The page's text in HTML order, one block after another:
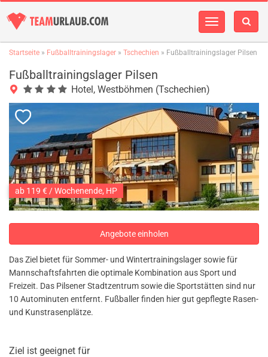
Navigation
Startseite » Fußballtrainingslager » Tschechien » Fußballtrainingslager Pilsen
Fußballtrainingslager Pilsen
Hotel, Westböhmen (Tschechien)
ab 119 € / Wochenende, HP
Angebote einholen
Das Ziel bietet für Sommer- und Wintertrainingslager sowie für
Mannschaftsfahrten die optimale Kombination aus Sport und
Freizeit. Das Pilsener Stadtzentrum sowie die Sportstätten sind nur
10 Autominuten entfernt. Fußballer finden hier gut gepflegte Rasen-
und Kunstrasenplätze.
Ziel ist geeignet für